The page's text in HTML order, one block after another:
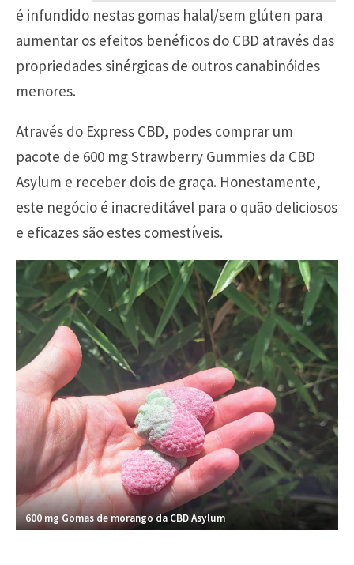
é infundido nestas gomas halal/sem glúten para
aumentar os efeitos benéficos do CBD através das
propriedades sinérgicas de outros canabinóides
menores.
Através do Express CBD, podes comprar um
pacote de 600 mg Strawberry Gummies da CBD
Asylum e receber dois de graça. Honestamente,
este negócio é inacreditável para o quão deliciosos
e eficazes são estes comestíveis.
600 mg Gomas de morango da CBD Asylum